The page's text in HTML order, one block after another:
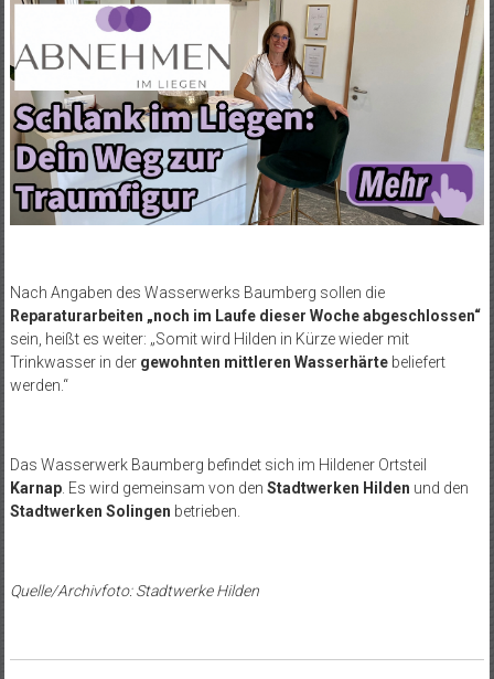
Nach Angaben des Wasserwerks Baumberg sollen die
Reparaturarbeiten „noch im Laufe dieser Woche abgeschlossen“
sein, heißt es weiter: „Somit wird Hilden in Kürze wieder mit
Trinkwasser in der gewohnten mittleren Wasserhärtebeliefert
werden.“
Das Wasserwerk Baumberg befindet sich im Hildener Ortsteil
Karnap. Es wird gemeinsam von den Stadtwerken Hilden und den
Stadtwerken Solingen betrieben.
Quelle/Archivfoto: Stadtwerke Hilden